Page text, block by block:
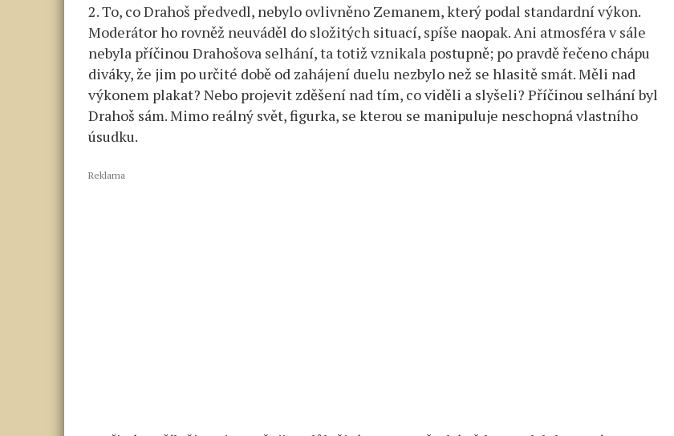
2. To, co Drahoš předvedl, nebylo ovlivněno Zemanem, který podal standardní výkon.
Moderátor ho rovněž neuváděl do složitých situací, spíše naopak. Ani atmosféra v sále
nebyla příčinou Drahošova selhání, ta totiž vznikala postupně; po pravdě řečeno chápu
diváky, že jim po určité době od zahájení duelu nezbylo než se hlasitě smát. Měli nad
výkonem plakat? Nebo projevit zděšení nad tím, co viděli a slyšeli? Příčinou selhání byl
Drahoš sám. Mimo reálný svět, figurka, se kterou se manipuluje neschopná vlastního
úsudku.
Reklama